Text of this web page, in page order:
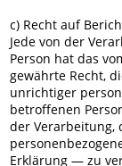
c) Recht auf
Jede von der
Person hat das
gewährte Recht,
unrichtiger
betroffenen
der Verarbeitung,
Erklärung — zu